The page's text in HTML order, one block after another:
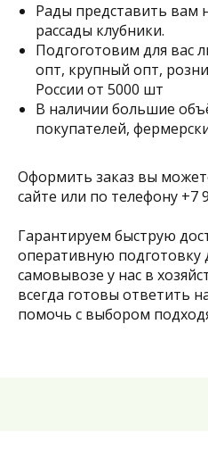
Рады представить вам
рассады клубники.
Подгоготовим для вас
опт, крупный опт,
России от 5000 шт
В наличии большие
покупателей,
Оформить заказ вы
сайте или по телефону +7
Гарантируем быструю
оперативную подготовку
самовывозе у нас в
всегда готовы ответить
помочь с выбором